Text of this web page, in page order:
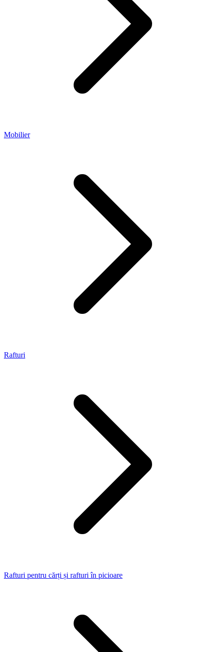
Mobilier
Rafturi
Rafturi pentru cărți și rafturi în picioare